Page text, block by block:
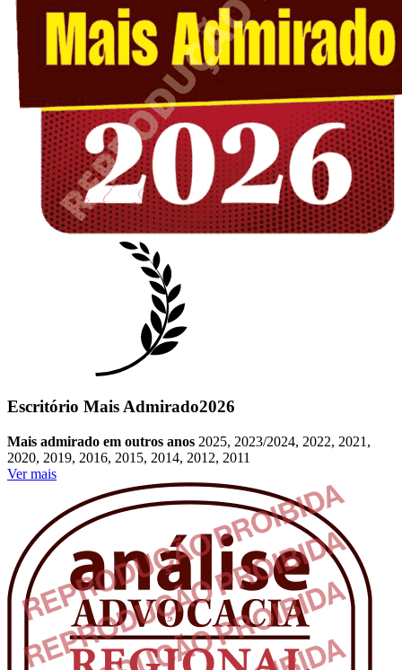
Escritório Mais Admirado2026
Mais admirado em outros anos 2025, 2023/2024, 2022, 2021,
2020, 2019, 2016, 2015, 2014, 2012, 2011
Ver mais